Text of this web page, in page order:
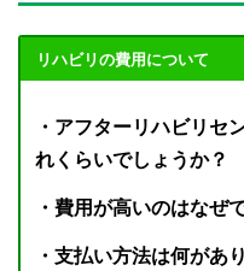
リハビリの費用について
・アフターリハビリセ
れくらいでしょうか？
・費用が高いのはなぜ
・支払い方法は何があ